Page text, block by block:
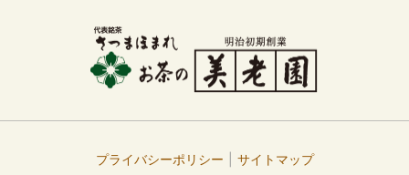
プライバシーポリシー サイトマップ